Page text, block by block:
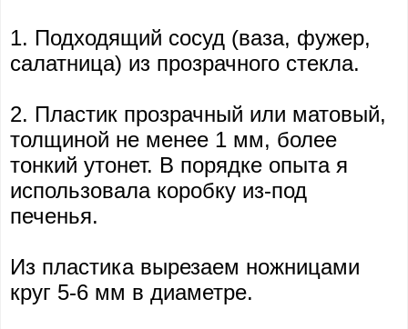
1. Подходящий сосуд (ваза, фужер,
салатница) из прозрачного стекла.
2. Пластик прозрачный или матовый,
толщиной не менее 1 мм, более
тонкий утонет. В порядке опыта я
использовала коробку из-под
печенья.
Из пластика вырезаем ножницами
круг 5-6 мм в диаметре.